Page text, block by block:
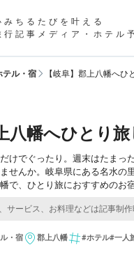
みちるたびを叶える
行記事メディア・ホテル
テル・宿 【岐阜】郡上八幡へひ
八幡へひとり
けでぐったり。週末はたまっ
せんか。岐阜県にある名水の
で、ひとり旅におすすめのお
・宿 郡上八幡 #ホテル#一人